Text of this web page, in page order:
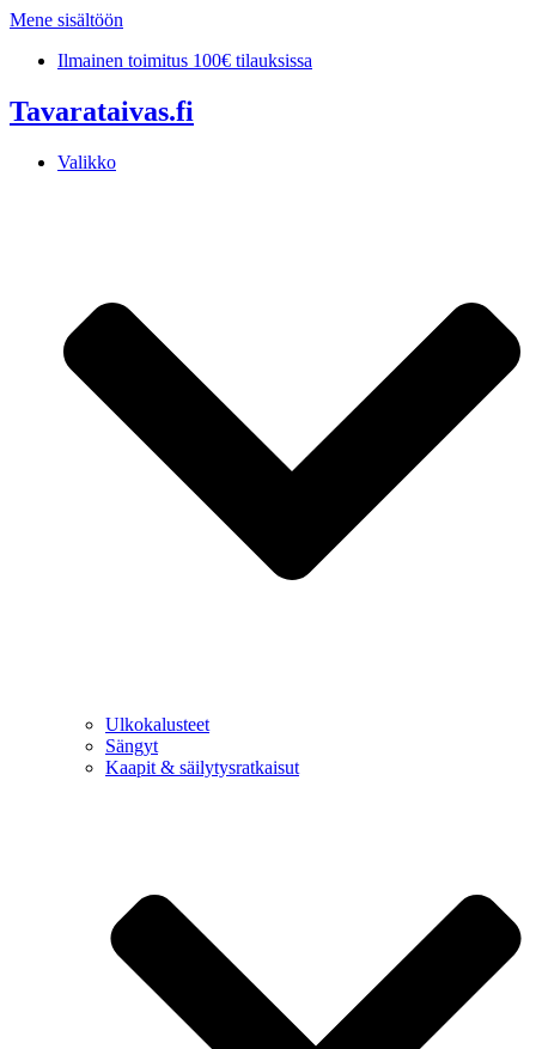
Mene sisältöön
Ilmainen toimitus 100€ tilauksissa
Tavarataivas.fi
Valikko
Ulkokalusteet
Sängyt
Kaapit & säilytysratkaisut